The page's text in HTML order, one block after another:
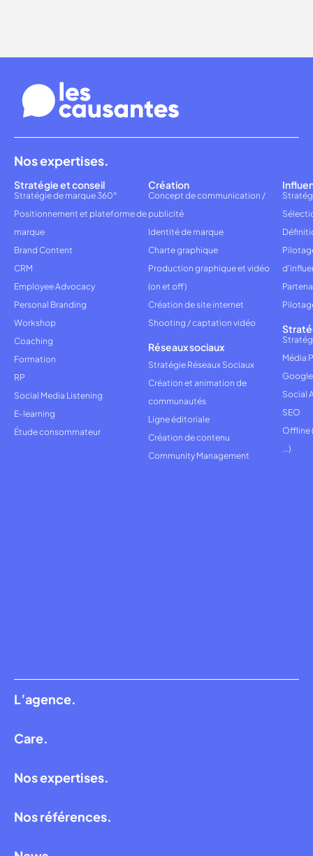
L’agence.
Care.
Nos expertises.
Nos références.
Nos expertises.
Stratégie et conseil
Stratégie de marque 360°
Positionnement et plateforme de
marque
Brand Content
CRM
Employee Advocacy
Personal Branding
Workshop
Coaching
Formation
RP
Social Media Listening
E-learning
Étude consommateur
Création
Concept de communication /
publicité
Identité de marque
Charte graphique
Production graphique et vidéo
(on et off)
Création de site internet
Shooting / captation vidéo
Réseaux sociaux
Stratégie Réseaux Sociaux
Création et animation de
communautés
Ligne éditoriale
Création de contenu
Community Management
Média
Social
SEO
Offline
...)